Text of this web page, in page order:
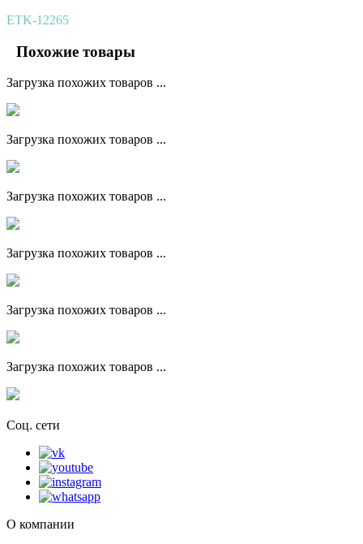
ETK-12265
Похожие товары
Загрузка похожих товаров ...
Загрузка похожих товаров ...
Загрузка похожих товаров ...
Загрузка похожих товаров ...
Загрузка похожих товаров ...
Загрузка похожих товаров ...
Соц. сети
О компании